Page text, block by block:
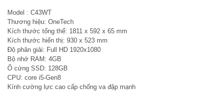
Model : C43WT
Thương hiệu: OneTech
Kích thước tổng thể: 1811 x 592 x 65 mm
Kích thước hiển thị: 930 x 523 mm
Độ phân giải: Full HD 1920x1080
Bộ nhớ RAM: 4GB
Ổ cứng SSD: 128GB
CPU: core i5-Gen8
Kính cường lực cao cấp chống va đập mạnh